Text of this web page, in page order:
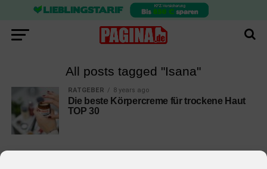
All posts tagged "Isana"
RATGEBER 8 years ago
Die beste Körpercreme für trockene Haut
TOP 30